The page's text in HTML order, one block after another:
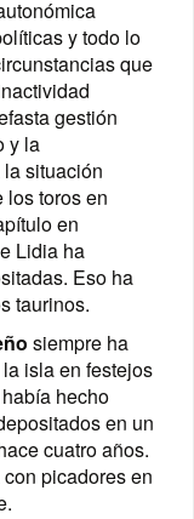
y todo lo
que
gestión
y la
situación
los toros en
en
Lidia ha
Eso ha
taurinos.
siempre ha
isla en festejos
hecho
en un
cuatro años.
picadores en